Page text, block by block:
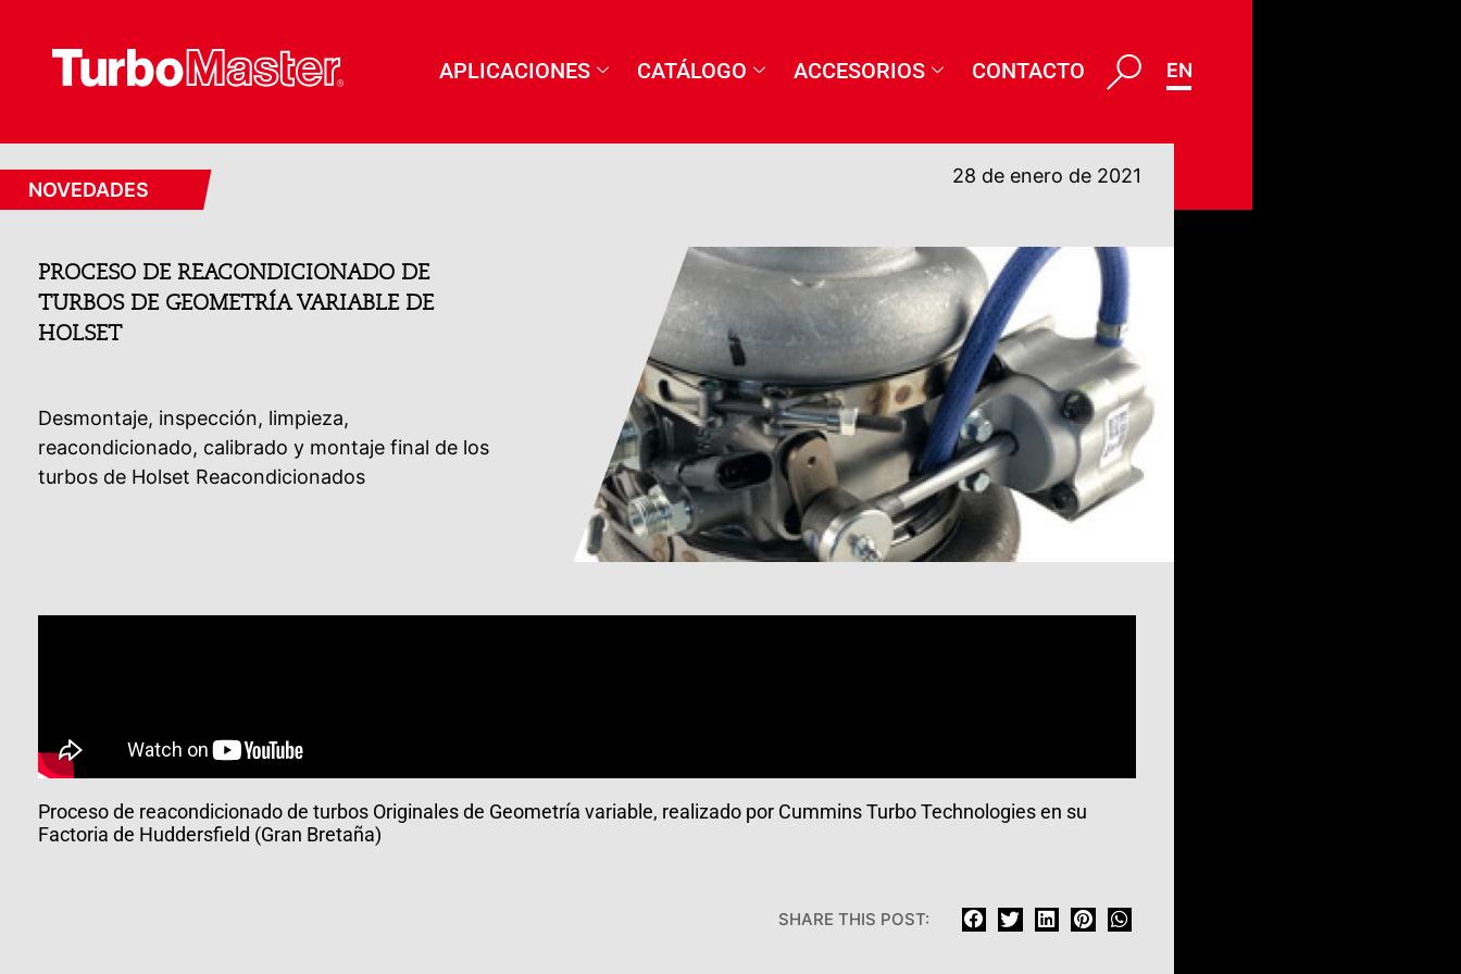
APLICACIONES CATÁLOGO ACCESORIOS CONTACTO ENG
NOVEDADES
28 de enero de 2021
PROCESO DE REACONDICIONADO DE
TURBOS DE GEOMETRÍA VARIABLE DE
HOLSET
Desmontaje, inspección, limpieza,
reacondicionado, calibrado y montaje final de los
turbos de Holset Reacondicionados
Proceso de reacondicionado de turbos Originales de Geometría variable, realizado por Cummins Turbo Technologies en su
Factoria de Huddersfield (Gran Bretaña)
SHARE THIS POST: